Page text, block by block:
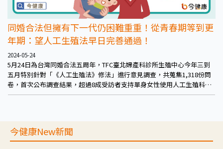
同婚合法但擁有下一代仍困難重重！從青春期等到更
年期：望人工生殖法早日完善通過！
2024-05-24
5月24日為台灣同婚合法五周年，TFC臺北婦產科診所生殖中心今年三到
五月特別針對「《人工生殖法》修法」進行意見調查，共蒐集1,318份問
卷，首次公布調查結果，超過8成受訪者支持單身女性使用人工生殖科
技、72%支持開放「同性伴侶」適用人工生殖、75%支持建立在完善法規
今健康New新聞